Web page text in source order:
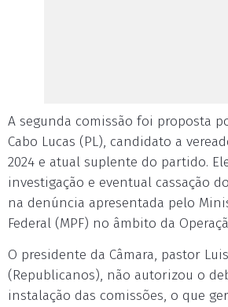
A segunda comissão foi proposta
Cabo Lucas (PL), candidato a
2024 e atual suplente do partido.
investigação e eventual cassação
na denúncia apresentada pelo
Federal (MPF) no âmbito da
O presidente da Câmara, pastor
(Republicanos), não autorizou o
instalação das comissões, o que